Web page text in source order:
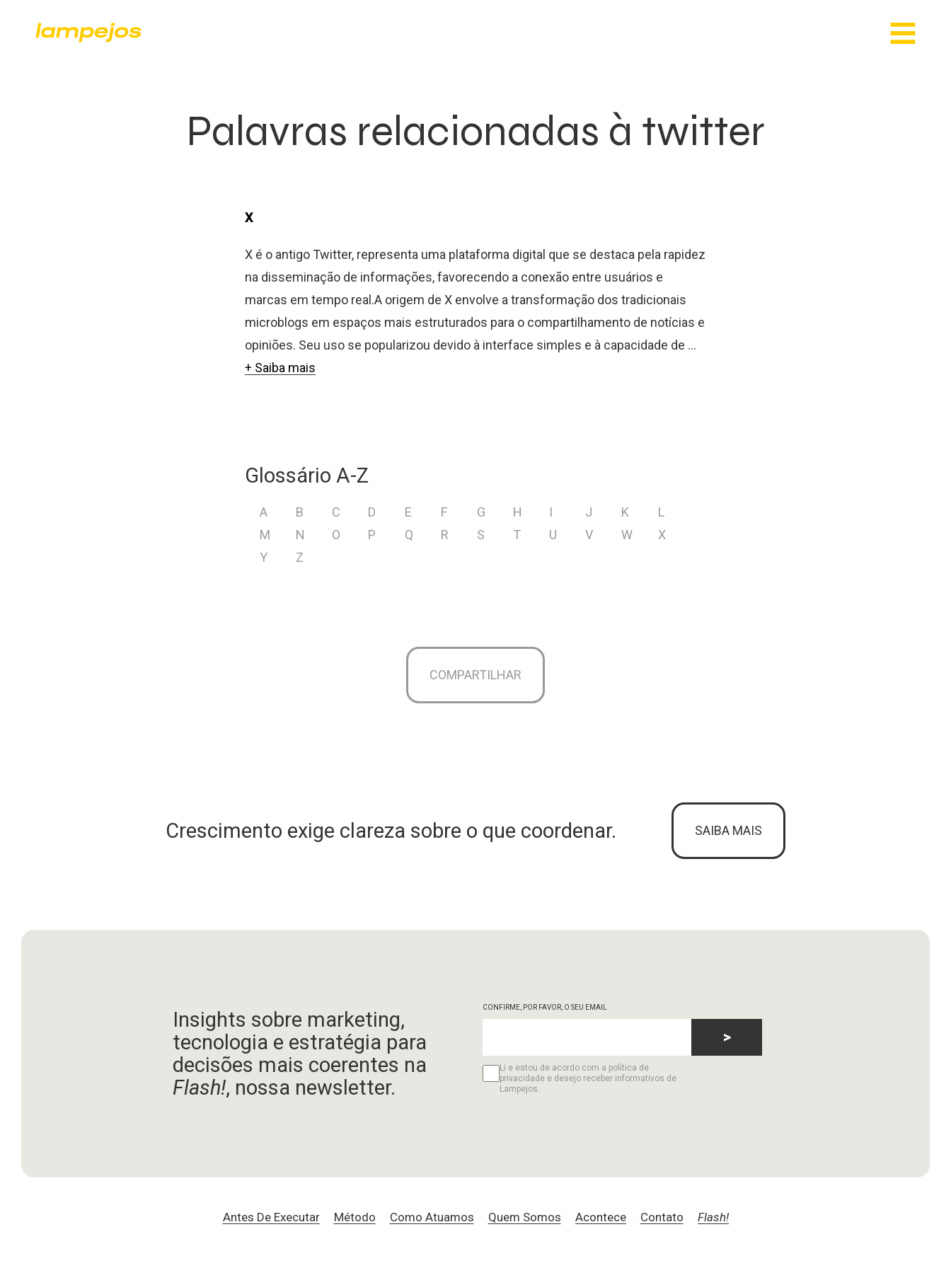
Palavras relacionadas à twitter
X
X é o antigo Twitter, representa uma plataforma digital que se destaca pela rapidez
na disseminação de informações, favorecendo a conexão entre usuários e
marcas em tempo real.A origem de X envolve a transformação dos tradicionais
microblogs em espaços mais estruturados para o compartilhamento de notícias e
opiniões. Seu uso se popularizou devido à interface simples e à capacidade de ...
+ Saiba mais
Glossário A-Z
A B C D E F G H I J K
L
M
N O P Q R S T U V W
X
Y
Z
COMPARTILHAR
Crescimento exige clareza sobre o que coordenar. SAIBA MAIS
Insights sobre marketing,
tecnologia e estratégia para
decisões mais coerentes na
Flash!, nossa newsletter.
CONFIRME, POR FAVOR, O SEU EMAIL
Li e estou de acordo com a política de
privacidade e desejo receber informativos de
Lampejos.
>
Antes De Executar Método Como Atuamos Quem Somos Acontece Contato Flash!